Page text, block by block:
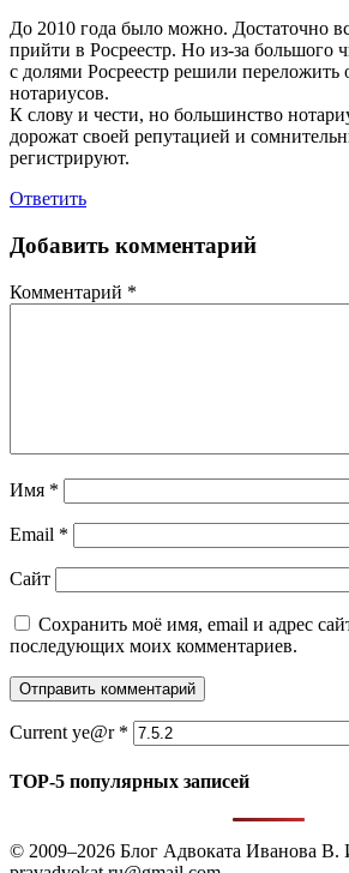
До 2010 года было можно. Достаточно
прийти в Росреестр. Но из-за большого
с долями Росреестр решили переложить
нотариусов.
К слову и чести, но большинство
дорожат своей репутацией и
регистрируют.
Ответить
Добавить комментарий
Комментарий *
Имя *
Email *
Сайт
Сохранить моё имя, email и адрес
последующих моих комментариев.
Current ye@r *
TOP-5 популярных записей
© 2009–2026 Блог Адвоката Иванова В.